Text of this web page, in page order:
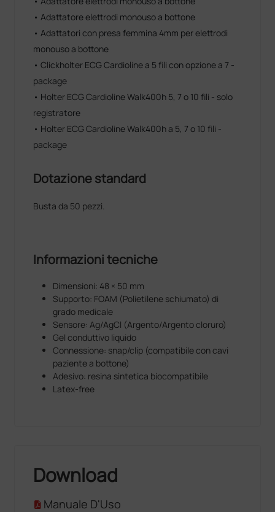
• Adattatore elettrodi monouso a bottone
• Adattatori con presa femmina 4mm per elettrodi
monouso a bottone
• Clickholter ECG Cardioline a 5 fili con opzione a 7 -
package
• Holter ECG Cardioline Walk400h 5, 7 o 10 fili - solo
registratore
• Holter ECG Cardioline Walk400h a 5, 7 o 10 fili -
package
Dotazione standard
Busta da 50 pezzi.
Informazioni tecniche
Dimensioni: 48 × 50 mm
Supporto: FOAM (Polietilene schiumato) di
grado medicale
Sensore: Ag/AgCl (Argento/Argento cloruro)
Gel conduttivo liquido
Connessione: snap/clip (compatibile con cavi
paziente a bottone)
Adesivo: resina sintetica biocompatibile
Latex-free
Download
Manuale D'Uso